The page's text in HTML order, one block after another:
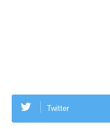
Twitter